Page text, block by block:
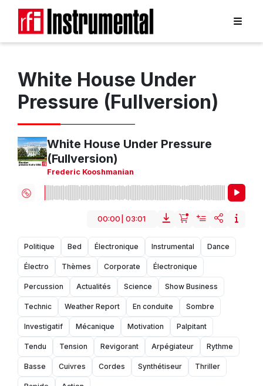
White House Under
Pressure (Fullversion)
White House Under Pressure
(Fullversion)
Frederic Kooshmanian
00:00 03:01
Politique Bed Électronique Instrumental Dance
Électro Thèmes Corporate Électronique
Percussion Actualités Science Show Business
Technic Weather Report En conduite Sombre
Investigatif Mécanique Motivation Palpitant
Tendu Tension Revigorant Arpégiateur Rythme
Basse Cuivres Cordes Synthétiseur Thriller